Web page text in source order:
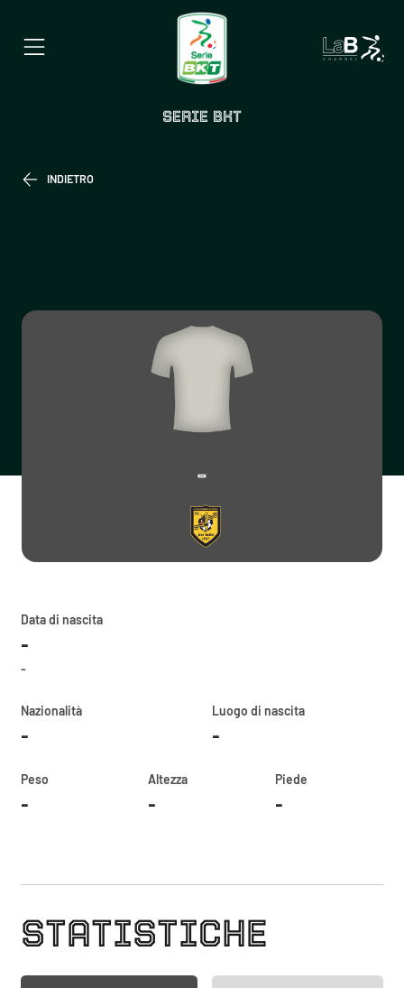
SERIE BKT
INDIETRO
-
Data di nascita
-
-
Nazionalità
-
Luogo di nascita
-
Peso
-
Altezza
-
Piede
-
STATISTICHE